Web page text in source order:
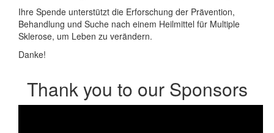
Ihre Spende unterstützt die Erforschung der Prävention,
Behandlung und Suche nach einem Heilmittel für Multiple
Sklerose, um Leben zu verändern.
Danke!
Thank you to our Sponsors